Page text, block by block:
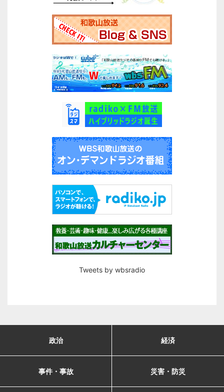
Tweets by wbsradio
政治 経済
事件・事故 災害・防災